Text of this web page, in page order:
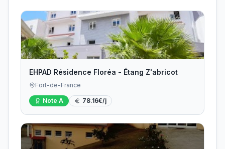
EHPAD Résidence Floréa - Étang Z'abricot
Fort-de-France
Note A 78.16€/j